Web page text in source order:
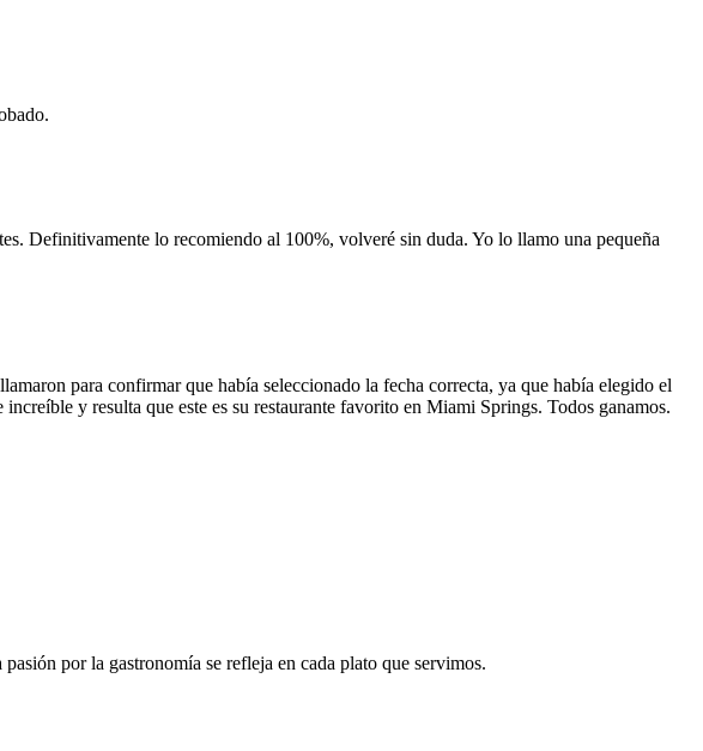
Definitivamente lo recomiendo al 100%, volveré sin duda. Yo lo llamo una pequeña
para confirmar que había seleccionado la fecha correcta, ya que había elegido el
y resulta que este es su restaurante favorito en Miami Springs. Todos ganamos.
por la gastronomía se refleja en cada plato que servimos.